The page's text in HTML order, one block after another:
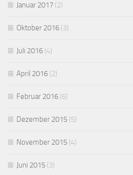
Januar 2017 (2)
Oktober 2016 (3)
Juli 2016 (4)
April 2016 (2)
Februar 2016 (6)
Dezember 2015 (5)
November 2015 (4)
Juni 2015 (3)